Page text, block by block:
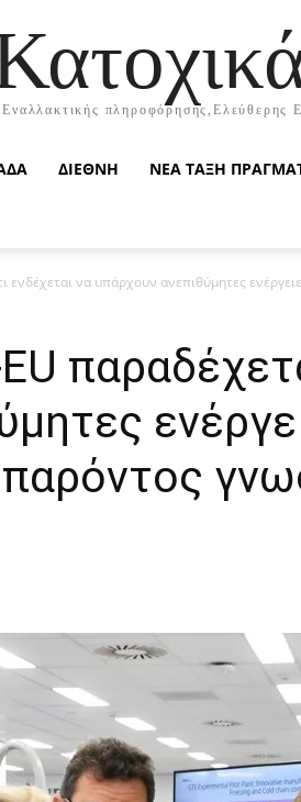
πληροφόρησης,Ελεύθερης
ΔΙΕΘΝΗ ΝΕΑ ΤΑΞΗ
να υπάρχουν ανεπιθύμητες
παρόντος